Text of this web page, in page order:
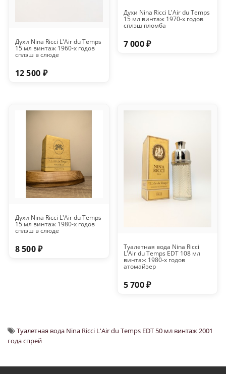
Духи Nina Ricci L'Air du Temps
15 мл винтаж 1960-х годов
сплэш в слюде
12 500 ₽
Духи Nina Ricci L'Air du Temps
15 мл винтаж 1970-х годов
сплэш пломба
7 000 ₽
Духи Nina Ricci L'Air du Temps
15 мл винтаж 1980-х годов
сплэш в слюде
8 500 ₽ Туалетная вода Nina Ricci
L'Air du Temps EDT 108 мл
винтаж 1980-х годов
атомайзер
5 700 ₽
Туалетная вода Nina Ricci L'Air du Temps EDT 50 мл винтаж 2001
года спрей